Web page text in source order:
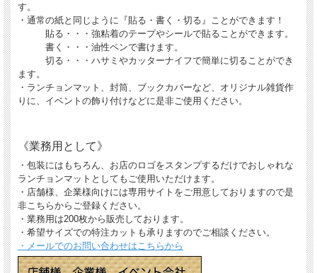
す。
・通常の紙と同じように『貼る・書く・切る』ことができます！
貼る・・・強粘着のテープやシールで貼ることができます。
書く・・・油性ペンで書けます。
切る・・・ハサミやカッターナイフで簡単に切ることができ
ます。
・ランチョンマット、封筒、ブックカバーなど、オリジナル雑貨作
りに、イベントの飾り付けなどに是非ご使用ください。
《業務用として》
・包装にはもちろん、お店のロゴをスタンプするだけでおしゃれな
ランチョンマットとしてもご使用いただけます。
・店舗様、企業様向けには専用サイトをご用意しておりますので是
非こちらからご登録ください。
・業務用は200枚から販売しております。
・希望サイズでの特注カットも承りますのでご相談ください。
・メールでのお問い合わせはこちらから